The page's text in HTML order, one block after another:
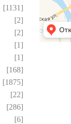
[1131]
[2]
[2]
[1]
[1]
[168]
[1875]
[22]
[286]
[6]